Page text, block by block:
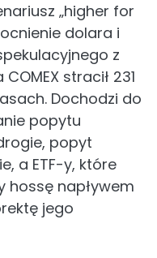
„higher for
dolara i
z
stracił 231
Dochodzi do
popytu
popyt
a ETF-y, które
hossę napływem
jego